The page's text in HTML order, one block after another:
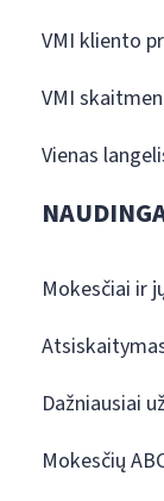
VMI kliento
VMI
Vienas
Mokesčiai ir
Dažniausiai
Mokesčių